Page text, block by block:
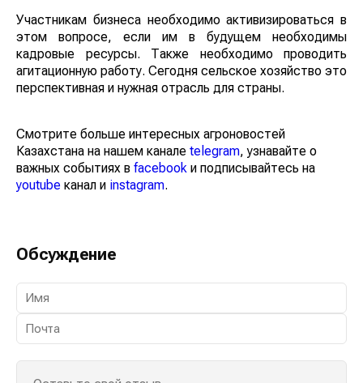
Участникам бизнеса необходимо активизироваться в
этом вопросе, если им в будущем необходимы
кадровые ресурсы. Также необходимо проводить
агитационную работу. Сегодня сельское хозяйство это
перспективная и нужная отрасль для страны.
Смотрите больше интересных агроновостей
Казахстана на нашем канале telegram, узнавайте о
важных событиях в facebook и подписывайтесь на
youtube канал и instagram.
Обсуждение